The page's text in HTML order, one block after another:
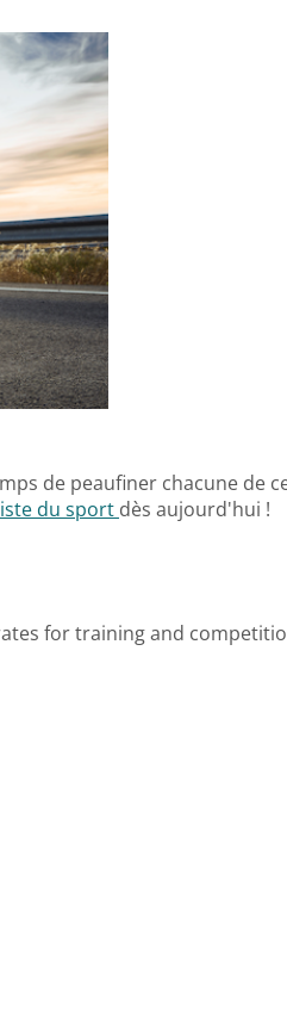
de peaufiner chacune de
du sport dès aujourd'hui !
for training and